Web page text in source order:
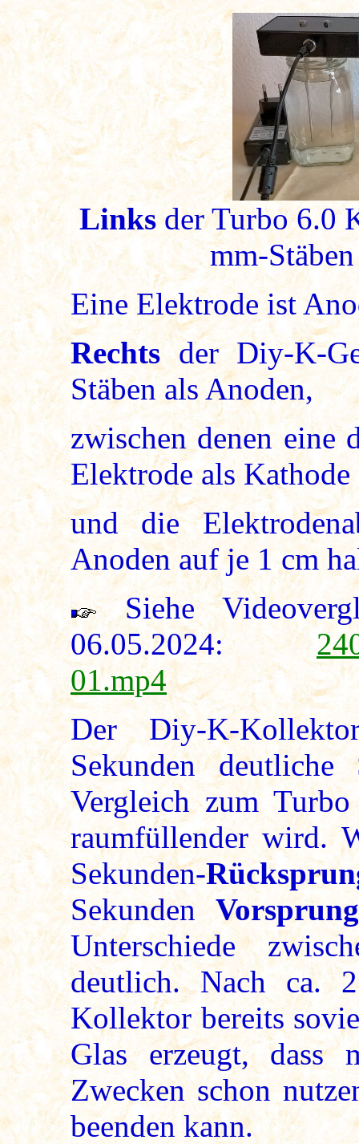
Linksder Turbo 6.0
mm-
Eine Elektrode ist
Rechts der Diy-K-
Stäben als Anoden,
zwischen denen eine
Elektrode als
und die
Anoden auf je 1 cm
Siehe
06.05.2024:
01.mp4
Der Diy-K-
Sekunden
Vergleich zum
raumfüllender wird.
Sekunden-
Sekunden
Unterschiede
deutlich. Nach ca.
Kollektor bereits
Glas erzeugt, dass
Zwecken schon
beenden kann.